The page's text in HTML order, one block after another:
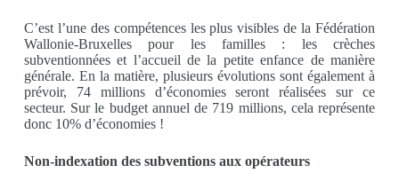
C’est l’une des compétences les plus visibles de la Fédération
Wallonie-Bruxelles pour les familles : les crèches
subventionnées et l’accueil de la petite enfance de manière
générale. En la matière, plusieurs évolutions sont également à
prévoir, 74 millions d’économies seront réalisées sur ce
secteur. Sur le budget annuel de 719 millions, cela représente
donc 10% d’économies !
Non-indexation des subventions aux opérateurs